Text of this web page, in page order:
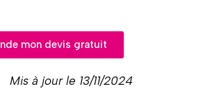
mon devis gratuit
Mis à jour le 13/11/2024